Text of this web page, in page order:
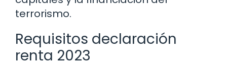
terrorismo.
Requisitos declaración
renta 2023